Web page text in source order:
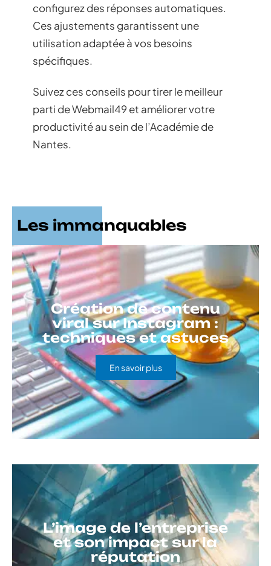
configurez des réponses automatiques.
Ces ajustements garantissent une
utilisation adaptée à vos besoins
spécifiques.
Suivez ces conseils pour tirer le meilleur
parti de Webmail49 et améliorer votre
productivité au sein de l’Académie de
Nantes.
Les immanquables
Création de contenu
viral sur Instagram :
techniques et astuces
En savoir plus
L’image de l’entreprise
et son impact sur la
réputation